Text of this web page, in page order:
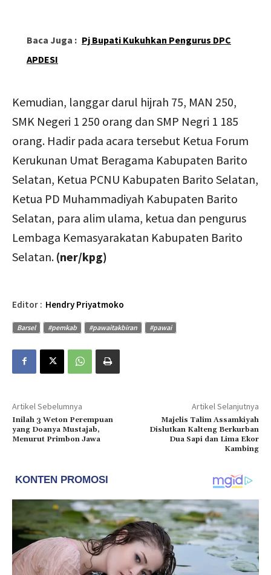
Baca Juga : Pj Bupati Kukuhkan Pengurus DPC
APDESI
Kemudian, langgar darul hijrah 75, MAN 250,
SMK Negeri 1 250 orang dan SMP Negri 1 185
orang. Hadir pada acara tersebut Ketua Forum
Kerukunan Umat Beragama Kabupaten Barito
Selatan, Ketua PCNU Kabupaten Barito Selatan,
Ketua PD Muhammadiyah Kabupaten Barito
Selatan, para alim ulama, ketua dan pengurus
Lembaga Kemasyarakatan Kabupaten Barito
Selatan. (ner/kpg)
Editor : Hendry Priyatmoko
Barsel #pemkab #pawaitakbiran #pawai
Artikel Sebelumnya
Inilah 3 Weton Perempuan
yang Doanya Mustajab,
Menurut Primbon Jawa
Artikel Selanjutnya
Majelis Talim Assamkiyah
Dislutkan Kalteng Berkurban
Dua Sapi dan Lima Ekor
Kambing